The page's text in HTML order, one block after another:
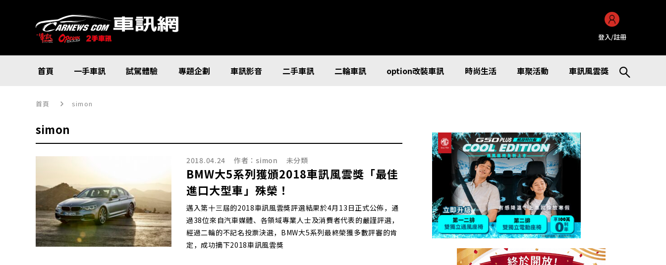
登入/註冊
首頁 一手車訊 試駕體驗 專題企劃 車訊影音 二手車訊 二輪車訊 option改裝車訊 時尚生活 車聚活動 車訊風雲獎
首頁 simon
simon
2018.04.24 作者： simon 未分類
BMW大5系列獲頒2018車訊風雲獎「最佳
進口大型車」殊榮！
邁入第十三屆的2018車訊風雲獎評選結果於4月13日正式公佈，通
過38位來自汽車媒體、各領域專業人士及消費者代表的嚴謹評選，
經過二輪的不記名投票決選，BMW大5系列最終榮獲多數評審的肯
定，成功摘下2018車訊風雲獎